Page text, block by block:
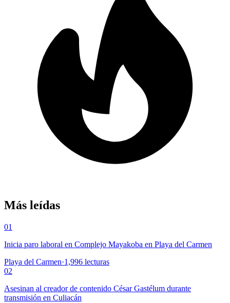
Más leídas
01
Inicia paro laboral en Complejo Mayakoba en Playa del Carmen
Playa del Carmen·1,996 lecturas
02
Asesinan al creador de contenido César Gastélum durante
transmisión en Culiacán